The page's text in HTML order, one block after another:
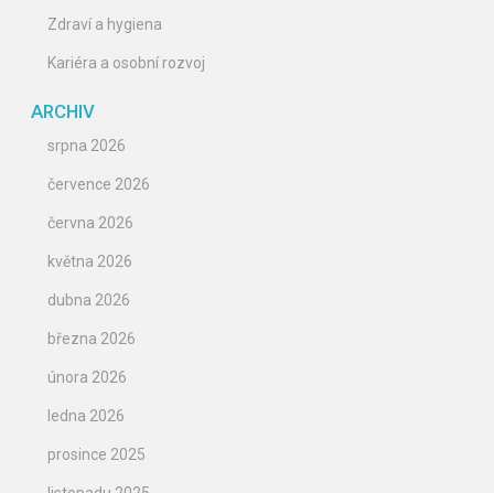
Zdraví a hygiena
Kariéra a osobní rozvoj
ARCHIV
srpna 2026
července 2026
června 2026
května 2026
dubna 2026
března 2026
února 2026
ledna 2026
prosince 2025